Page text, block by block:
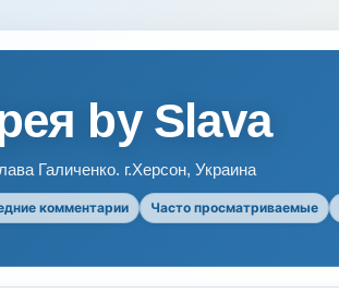
by Slava
Галиченко. г.Херсон, Украина
комментарии Часто просматриваемые